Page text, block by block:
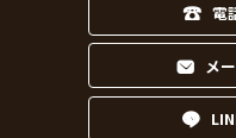
電
メ